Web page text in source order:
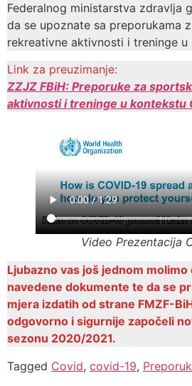
Federalnog ministarstva zdravlja
da se upoznate sa preporukama
rekreativne aktivnosti i treninge u
Link za preuzimanje:
ZZJZ FBiH: Preporuke za
aktivnosti i treninge u kontekstu
Video Prezentacija
Ljubazno vas još jednom
navedene dokumente te da se
mjera izdatih od strane FMZF-
odgovorno i sigurnije započeli
sezonu 2020/2021.
Tagged Covid, covid-19,